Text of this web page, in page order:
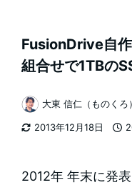
FusionDrive自
組合せで1TBの
2013年12月18日
著
者
大東 信仁（ものくろ）
2012年 年末に発